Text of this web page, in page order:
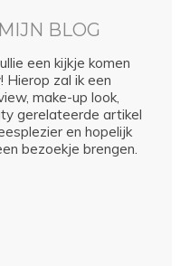
BLOG
een kijkje komen
Hierop zal ik een
make-up look,
gerelateerde artikel
en hopelijk
bezoekje brengen.